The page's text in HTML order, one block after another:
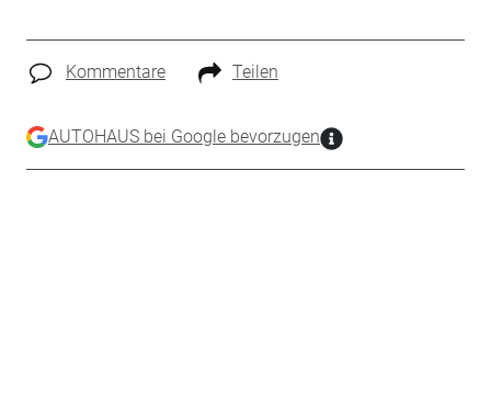
Kommentare Teilen
AUTOHAUS bei Google bevorzugen